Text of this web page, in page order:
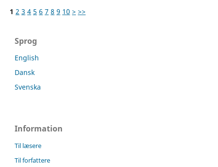
1 2 3 4 5 6 7 8 9 10 > >>
Sprog
English
Dansk
Svenska
Information
Til læsere
Til forfattere